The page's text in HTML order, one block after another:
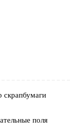
скрапбумаги
поля